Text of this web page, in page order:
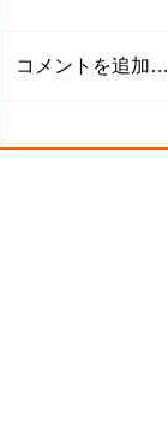
コメントを追加…